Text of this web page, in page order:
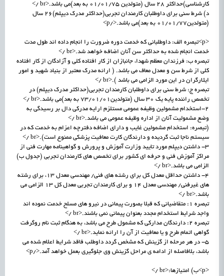
کارشناسی)حداکثر 28 سال (متولدین 01/01/75 به بعد)می باشد.<br />
د) شرط سنی برای داوطلبان کارمندان تجربی(حداکثر مدرک دیپلم)26 سال
(متولدین01/01/77 به بعد)می باشد.</p>
<p>تبصره الف: داوطلبانی که خدمت دوره ضرورت را انجام داده اند طول مدت
خدمت انجام شده به حداکثر سن آنان اضافه خواهد شد.<br />
تبصره ب: فرزندان معظم شهدا، جانبازان از کار افتاده کلی و آزادگان از کار افتاده
کلی از شرط سن و معدل معاف می باشد. ( ارائه مدرک معتبر از بنیاد شهید و امور
ایثارگران در این مورد الزامی می باشد ).<br />
تبصره ج: شرط سنی برای داوطلبان کارمندان تجربی(حداکثر مدرک دیپلم) در
تخصص راننده پایه یک 30 سال (متولدین73/01/01 به بعد)می باشد.<br />
2-استخدام مشمولین وظیفه عمومی مستلزم ارایه مدرکی دال بر رسیدگی به
وضع مشمولیت آنان از اداره وظیفه عمومی می باشد.<br />
(تبصره: استخدام مشمولین غایب و دارای اضافه دفترچه اعزام به خدمت که در
سیستم ناجا ثبت گردیده و دارندگان کارت معافیت پزشکی ممنوع است).<br />
3- داشتن دیپلم مورد تایید وزارت آموزش و پرورش و گواهینامه مهارت فنی از
مراکز آموزش فنی و حرفه ای کشور برای تخصص های کارمندان تجربی (جدول ب)
الزامی می باشد.<br />
4- داشتن حداقل معدل کل برای رشته های فنی/ مهندسی معدل 13، برای رشته
های غیرفنی/ مهندسی معدل 14 و برای کارمندان تجربی معدل کل 13 الزامی می
باشد.<br />
تبصره 1: متقاضیانی که قبلا بصورت پیمانی در نیرو های مسلح خدمت نموده اند
واجد شرایط استخدام مجدد بعنوان پیمانی نمی باشند.<br />
تبصره 2: دارندگان مدارکی که مشمول طرح می باشد، به هنگام ثبت نام روگرفت
گواهی اتمام طرح و یا معافیت از آن را ارائه نماید.<br />
5- در هر مرحله از گزینش که مشخص گردد داوطلب فاقد شرایط اعلام شده می
باشد، بلافاصله از ادامه ی مراحل گزینش وی جلوگیری بعمل خواهد آمد.</p>
<p>ب) امتیازها:<br />